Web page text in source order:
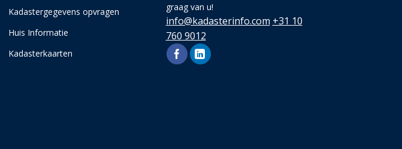
Kadastergegevens opvragen
Huis Informatie
Kadasterkaarten
graag van u!
info@kadasterinfo.com +31 10
760 9012